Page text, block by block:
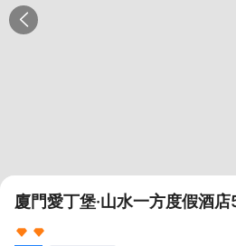
廈門愛丁堡·山水一方度假酒